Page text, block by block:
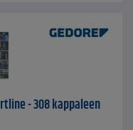
- 308 kappaleen